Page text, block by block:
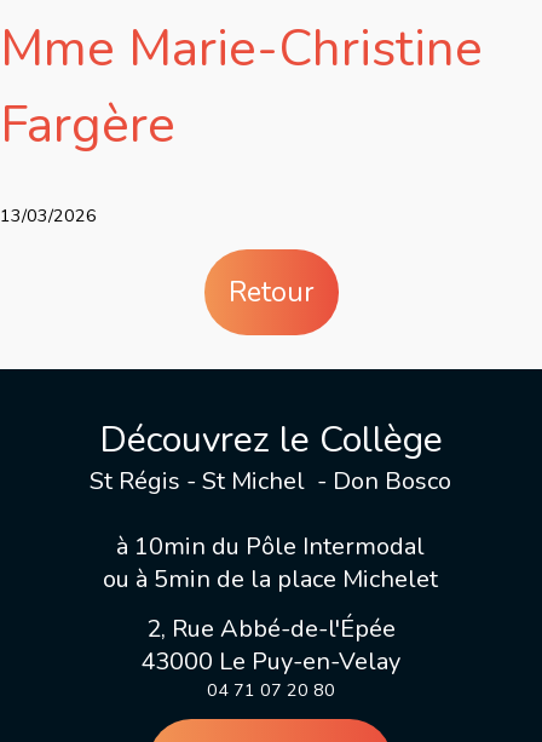
Mme Marie-Christine
Fargère
13/03/2026
Retour
Découvrez le Collège
St Régis - St Michel - Don Bosco
à 10min du Pôle Intermodal
ou à 5min de la place Michelet
2, Rue Abbé-de-l'Épée
43000 Le Puy-en-Velay
04 71 07 20 80